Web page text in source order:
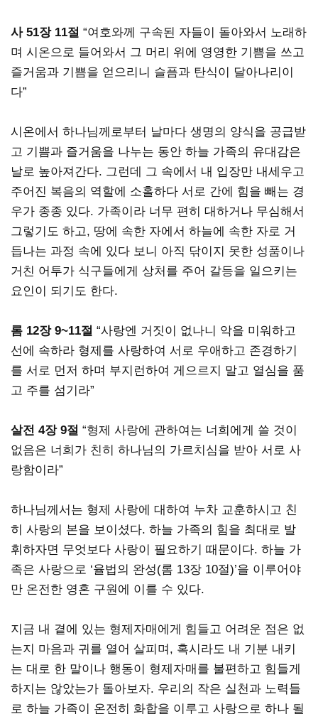
사 51장 11절 “여호와께 구속된 자들이 돌아와서 노래하
며 시온으로 들어와서 그 머리 위에 영영한 기쁨을 쓰고
즐거움과 기쁨을 얻으리니 슬픔과 탄식이 달아나리이
다”
시온에서 하나님께로부터 날마다 생명의 양식을 공급받
고 기쁨과 즐거움을 나누는 동안 하늘 가족의 유대감은
날로 높아져간다. 그런데 그 속에서 내 입장만 내세우고
주어진 복음의 역할에 소홀하다 서로 간에 힘을 빼는 경
우가 종종 있다. 가족이라 너무 편히 대하거나 무심해서
그렇기도 하고, 땅에 속한 자에서 하늘에 속한 자로 거
듭나는 과정 속에 있다 보니 아직 닦이지 못한 성품이나
거친 어투가 식구들에게 상처를 주어 갈등을 일으키는
요인이 되기도 한다.
롬 12장 9~11절 “사랑엔 거짓이 없나니 악을 미워하고
선에 속하라 형제를 사랑하여 서로 우애하고 존경하기
를 서로 먼저 하며 부지런하여 게으르지 말고 열심을 품
고 주를 섬기라”
살전 4장 9절 “형제 사랑에 관하여는 너희에게 쓸 것이
없음은 너희가 친히 하나님의 가르치심을 받아 서로 사
랑함이라”
하나님께서는 형제 사랑에 대하여 누차 교훈하시고 친
히 사랑의 본을 보이셨다. 하늘 가족의 힘을 최대로 발
휘하자면 무엇보다 사랑이 필요하기 때문이다. 하늘 가
족은 사랑으로 ‘율법의 완성(롬 13장 10절)’을 이루어야
만 온전한 영혼 구원에 이를 수 있다.
지금 내 곁에 있는 형제자매에게 힘들고 어려운 점은 없
는지 마음과 귀를 열어 살피며, 혹시라도 내 기분 내키
는 대로 한 말이나 행동이 형제자매를 불편하고 힘들게
하지는 않았는가 돌아보자. 우리의 작은 실천과 노력들
로 하늘 가족이 온전히 화합을 이루고 사랑으로 하나 될